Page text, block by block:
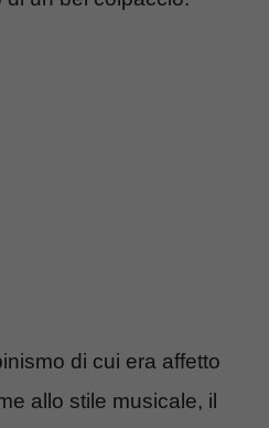
di cui era affetto
allo stile musicale, il